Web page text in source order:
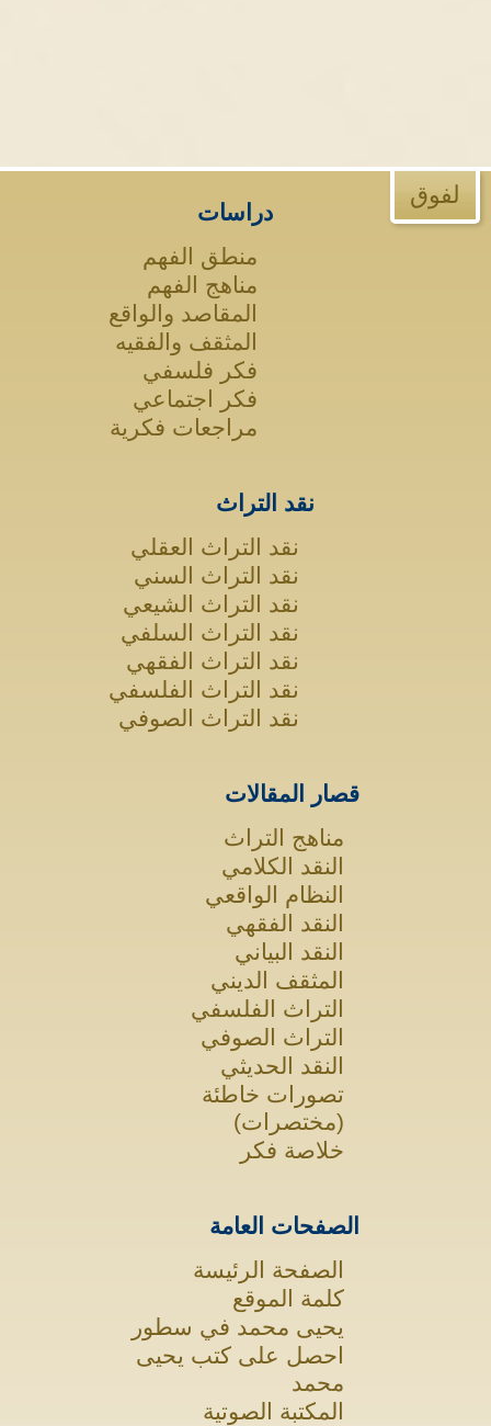
لفوق
دراسات
منطق الفهم
مناهج الفهم
المقاصد والواقع
المثقف والفقيه
فكر فلسفي
فكر اجتماعي
مراجعات فكرية
نقد التراث
نقد التراث العقلي
نقد التراث السني
نقد التراث الشيعي
نقد التراث السلفي
نقد التراث الفقهي
نقد التراث الفلسفي
نقد التراث الصوفي
قصار المقالات
مناهج التراث
النقد الكلامي
النظام الواقعي
النقد الفقهي
النقد البياني
المثقف الديني
التراث الفلسفي
التراث الصوفي
النقد الحديثي
تصورات خاطئة
(مختصرات)
خلاصة فكر
الصفحات العامة
الصفحة الرئيسة
كلمة الموقع
يحيى محمد في سطور
احصل على كتب يحيى
محمد
المكتبة الصوتية